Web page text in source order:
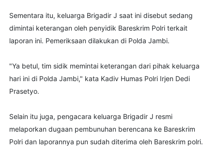
Sementara itu, keluarga Brigadir J saat ini disebut sedang
dimintai keterangan oleh penyidik Bareskrim Polri terkait
laporan ini. Pemeriksaan dilakukan di Polda Jambi.
"Ya betul, tim sidik memintai keterangan dari pihak keluarga
hari ini di Polda Jambi," kata Kadiv Humas Polri Irjen Dedi
Prasetyo.
Selain itu juga, pengacara keluarga Brigadir J resmi
melaporkan dugaan pembunuhan berencana ke Bareskrim
Polri dan laporannya pun sudah diterima oleh Bareskrim polri.